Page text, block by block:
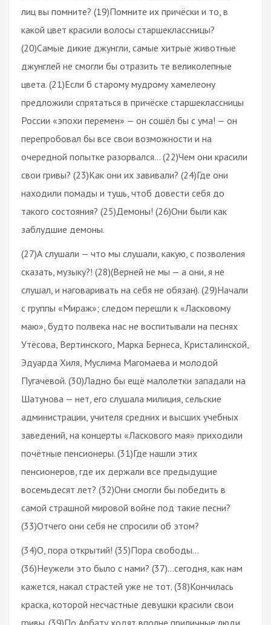
лиц вы помните? (19)Помните их причёски и то, в
какой цвет красили волосы старшеклассницы?
(20)Самые дикие джунгли, самые хитрые животные
джунглей не смогли бы отразить те великолепные
цвета. (21)Если б старому мудрому хамелеону
предложили спрятаться в причёске старшеклассницы
России «эпохи перемен» — он сошёл бы с ума! — он
перепробовал бы все свои возможности и на
очередной попытке разорвался… (22)Чем они красили
свои гривы? (23)Как они их завивали? (24)Где они
находили помады и тушь, чтоб довести себя до
такого состояния? (25)Демоны! (26)Они были как
заблудшие демоны.
(27)А слушали — что мы слушали, какую, с позволения
сказать, музыку?! (28)(Верней не мы — а они, я не
слушал, и наговаривать на себя не обязан). (29)Начали
с группы «Мираж»; следом перешли к «Ласковому
маю», будто полвека нас не воспитывали на песнях
Утёсова, Вертинского, Марка Бернеса, Кристалинской,
Эдуарда Хиля, Муслима Магомаева и молодой
Пугачёвой. (30)Ладно бы ещё малолетки западали на
Шатунова — нет, его слушала милиция, сельские
администрации, учителя средних и высших учебных
заведений, на концерты «Ласкового мая» приходили
почётные пенсионеры. (31)Где нашли этих
пенсионеров, где их держали все предыдущие
восемьдесят лет? (32)Они смогли бы победить в
самой страшной мировой войне под такие песни?
(33)Отчего они себя не спросили об этом?
(34)О, пора открытий! (35)Пора свободы…
(36)Неужели это было с нами? (37)…сегодня, как нам
кажется, накал страстей уже не тот. (38)Кончилась
краска, которой несчастные девушки красили свои
гривы. (39)По Арбату ходят вполне приличные люди…